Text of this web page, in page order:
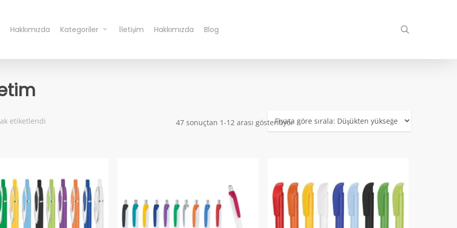
Hakkımızda Kategoriler İletişim Hakkımızda Blog
47 sonuçtan 1-12 arası gösteriliyorFiyata
göre
etiketlendi